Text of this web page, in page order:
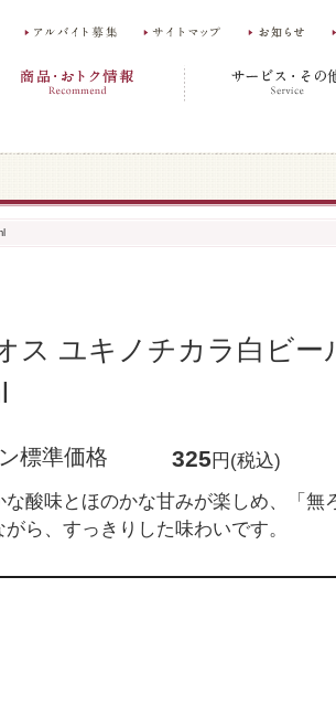
ス ユキノチカラ白ビー
標準価格 325 円(税込)
な酸味とほのかな甘みが楽しめ、「無
がら、すっきりした味わいです。